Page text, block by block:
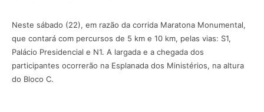
Neste sábado (22), em razão da corrida Maratona Monumental,
que contará com percursos de 5 km e 10 km, pelas vias: S1,
Palácio Presidencial e N1. A largada e a chegada dos
participantes ocorrerão na Esplanada dos Ministérios, na altura
do Bloco C.